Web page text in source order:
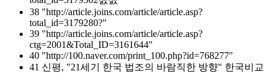
38 "http://article.joins.com/article/article.asp?
total_id=3179280?"
39 "http://article.joins.com/article/article.asp?
ctg=2001&Total_ID=3161644"
40 "http://100.naver.com/print_100.php?id=768277"
41 신평, "21세기 한국 법조의 바람직한 방향" 한국비교